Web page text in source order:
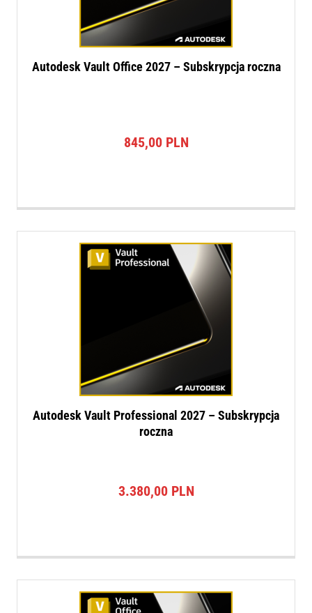
Autodesk Vault Office 2027 – Subskrypcja roczna
845,00 PLN
Autodesk Vault Professional 2027 – Subskrypcja
roczna
3.380,00 PLN